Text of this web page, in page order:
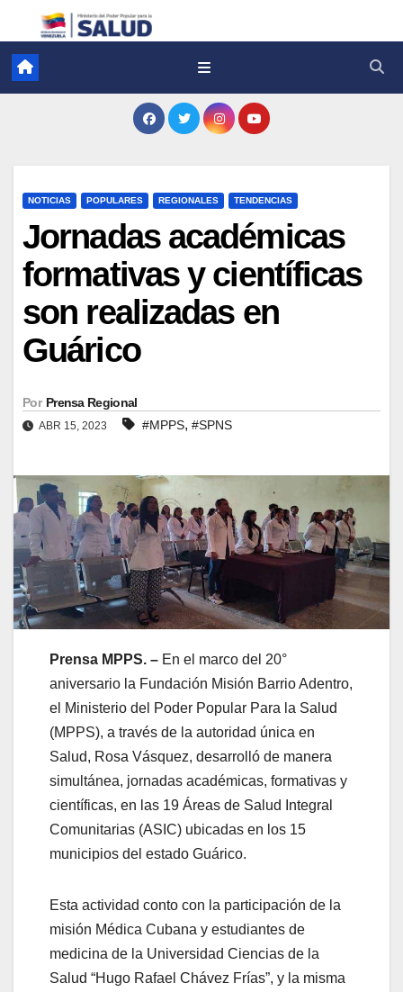
NOTICIAS POPULARES REGIONALES TENDENCIAS
Jornadas académicas
formativas y científicas
son realizadas en
Guárico
Por Prensa Regional
ABR 15, 2023 #MPPS, #SPNS
Prensa MPPS. – En el marco del 20°
aniversario la Fundación Misión Barrio Adentro,
el Ministerio del Poder Popular Para la Salud
(MPPS), a través de la autoridad única en
Salud, Rosa Vásquez, desarrolló de manera
simultánea, jornadas académicas, formativas y
científicas, en las 19 Áreas de Salud Integral
Comunitarias (ASIC) ubicadas en los 15
municipios del estado Guárico.
Esta actividad conto con la participación de la
misión Médica Cubana y estudiantes de
medicina de la Universidad Ciencias de la
Salud “Hugo Rafael Chávez Frías”, y la misma